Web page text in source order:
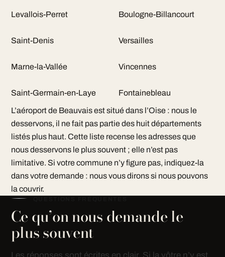
Levallois-Perret Boulogne-Billancourt
Saint-Denis Versailles
Marne-la-Vallée Vincennes
Saint-Germain-en-Laye Fontainebleau
L’aéroport de Beauvais est situé dans l’Oise : nous le
desservons, il ne fait pas partie des huit départements
listés plus haut. Cette liste recense les adresses que
nous desservons le plus souvent ; elle n’est pas
limitative. Si votre commune n’y figure pas, indiquez-la
dans votre demande : nous vous dirons si nous pouvons
la couvrir.
Ce qu’on nous demande le
plus souvent
Les réponses sont écrites en clair. Si la vôtre n’y est